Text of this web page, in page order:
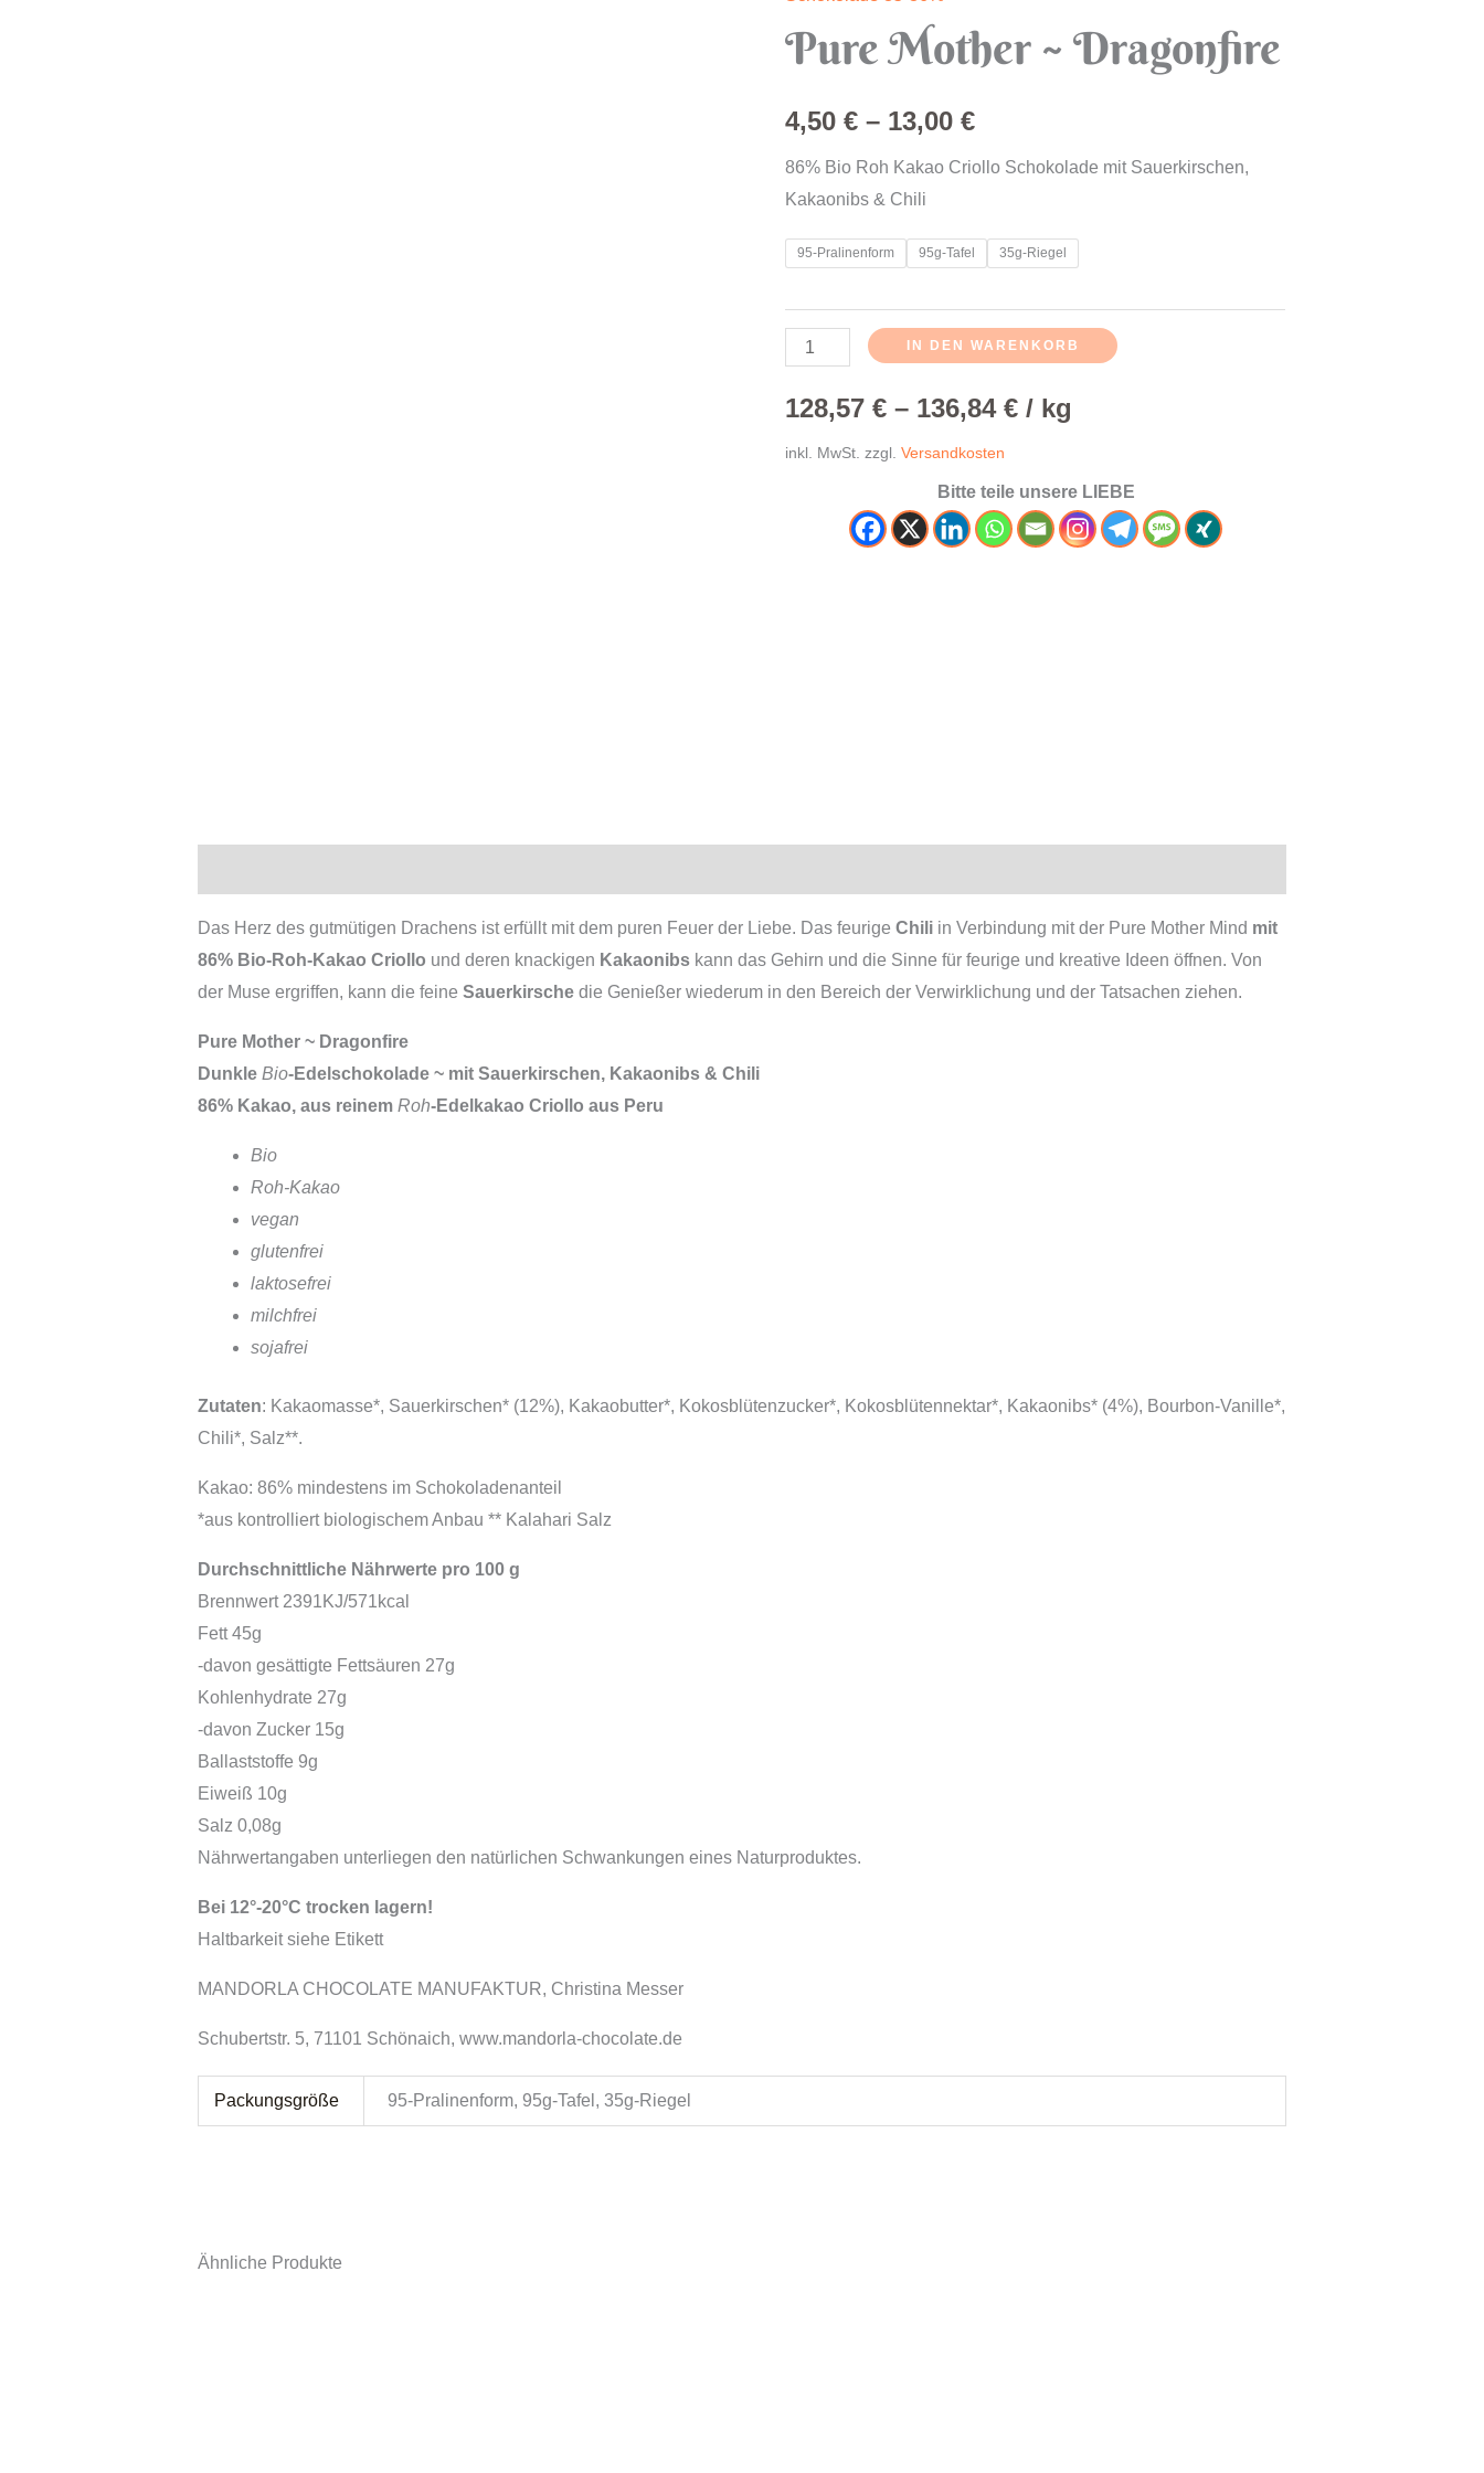
Pure Mother ~ Dragonfire
4,50€ – 13,00€
86% Bio Roh Kakao Criollo Schokolade mit Sauerkirschen,
Kakaonibs & Chili
95-Pralinenform 95g-Tafel 35g-Riegel
Mother
Menge
IN DEN WARENKORB
128,57€ – 136,84€ / kg
inkl. MwSt. zzgl.Versandkosten
Bitte teile unsere LIEBE
Das Herz des gutmütigen Drachens ist erfüllt mit dem puren Feuer der Liebe. Das feurige Chili in Verbindung mit der Pure Mother Mind mit
86% Bio-Roh-Kakao Criollo und deren knackigen Kakaonibskann das Gehirn und die Sinne für feurige und kreative Ideen öffnen. Von
der Muse ergriffen, kann die feine Sauerkirschedie Genießer wiederum in den Bereich der Verwirklichung und der Tatsachen ziehen.
Pure Mother ~ Dragonfire
Dunkle Bio-Edelschokolade ~ mit Sauerkirschen, Kakaonibs & Chili
86% Kakao, aus reinem Roh-Edelkakao Criollo aus Peru
Bio
Roh-Kakao
vegan
glutenfrei
laktosefrei
milchfrei
sojafrei
Zutaten: Kakaomasse*, Sauerkirschen* (12%), Kakaobutter*, Kokosblütenzucker*, Kokosblütennektar*, Kakaonibs* (4%), Bourbon-Vanille*,
Chili*, Salz**.
Kakao: 86% mindestens im Schokoladenanteil
*aus kontrolliert biologischem Anbau ** Kalahari Salz
Durchschnittliche Nährwerte pro 100 g
Brennwert 2391KJ/571kcal
Fett 45g
-davon gesättigte Fettsäuren 27g
Kohlenhydrate 27g
-davon Zucker 15g
Ballaststoffe 9g
Eiweiß 10g
Salz 0,08g
Nährwertangaben unterliegen den natürlichen Schwankungen eines Naturproduktes.
Bei 12°-20°C trocken lagern!
Haltbarkeit siehe Etikett
MANDORLA CHOCOLATE MANUFAKTUR, Christina Messer
Schubertstr. 5, 71101 Schönaich, www.mandorla-chocolate.de
Packungsgröße 95-Pralinenform, 95g-Tafel, 35g-Riegel
Ähnliche Produkte